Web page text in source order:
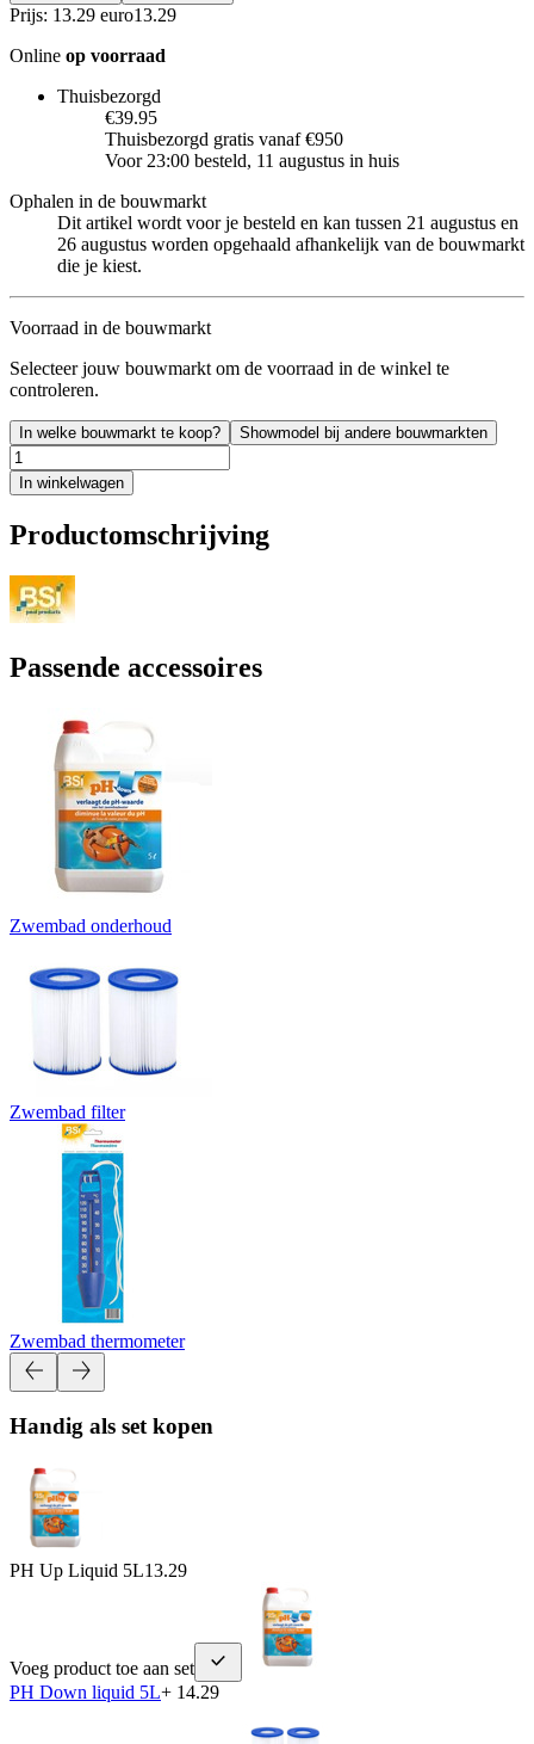
Prijs: 13.29 euro13.29
Online op voorraad
Thuisbezorgd
€39.95
Thuisbezorgd gratis vanaf €950
Voor 23:00 besteld, 11 augustus in huis
Ophalen in de bouwmarkt
Dit artikel wordt voor je besteld en kan tussen 21 augustus en
26 augustus worden opgehaald afhankelijk van de bouwmarkt
die je kiest.
Voorraad in de bouwmarkt
Selecteer jouw bouwmarkt om de voorraad in de winkel te
controleren.
In welke bouwmarkt te koop? Showmodel bij andere bouwmarkten
In winkelwagen
Productomschrijving
Passende accessoires
Zwembad onderhoud
Zwembad filter
Zwembad thermometer
Handig als set kopen
PH Up Liquid 5L13.29
Voeg product toe aan set
PH Down liquid 5L+ 14.29